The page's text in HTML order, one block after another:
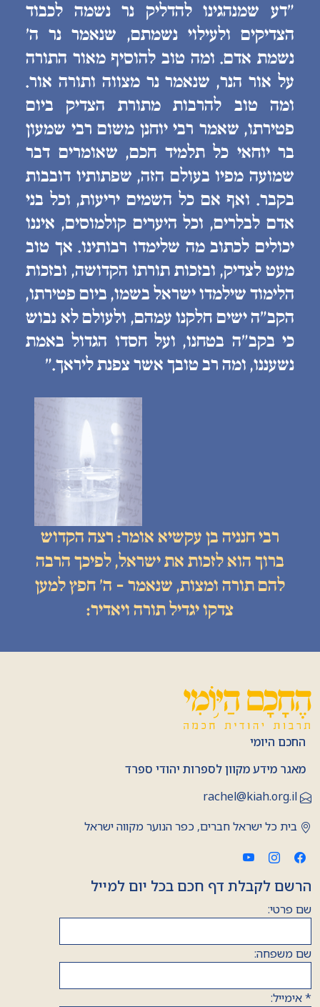
״דע שמנהגינו להדליק נר נשמה לכבוד
הצדיקים ולעילוי נשמתם, שנאמר נר ה׳
נשמת אדם. ומה טוב להוסיף מאור התורה
על אור הנר, שנאמר נר מצווה ותורה אור.
ומה טוב להרבות מתורת הצדיק ביום
פטירתו, שאמר רבי יוחנן משום רבי שמעון
בר יוחאי כל תלמיד חכם, שאומרים דבר
שמועה מפיו בעולם הזה, שפתותיו דובבות
בקבר. ואף אם כל השמים יריעות, וכל בני
אדם לבלרים, וכל היערים קולמוסים, איננו
יכולים לכתוב מה שלימדו רבותינו. אך טוב
מעט לצדיק, ובזכות תורתו הקדושה, ובזכות
הלימוד שילמדו ישראל בשמו, ביום פטירתו,
הקב״ה ישים חלקנו עמהם, ולעולם לא נבוש
כי בקב״ה בטחנו, ועל חסדו הגדול באמת
נשעננו, ומה רב טובך אשר צפנת ליראך.״
רבי חנניה בן עקשיא אומר: רצה הקדוש
ברוך הוא לזכות את ישראל, לפיכך הרבה
להם תורה ומצות, שנאמר - ה׳ חפץ למען
צדקו יגדיל תורה ויאדיר:
החכם היומי
מאגר מידע מקוון לספרות יהודי ספרד
rachel@kiah.org.il
בית כל ישראל חברים, כפר הנוער מקווה ישראל
הרשם לקבלת דף חכם בכל יום למייל
שם פרטי:
שם משפחה:
*אימייל: